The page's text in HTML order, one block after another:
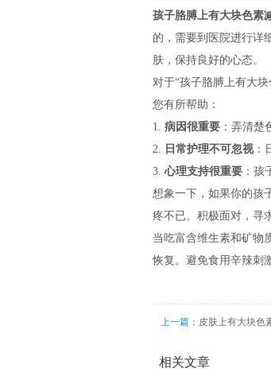
孩子胳膊上有大块色素
的，需要到医院进行详
肤，保持良好的心态。
对于“孩子胳膊上有大
您有所帮助：
1. 病因很重要 ：弄清楚
2. 日常护理不可忽视：
3. 心理支持很重要 ：孩
想象一下，如果你的孩
疼不已。积极面对，寻
当吃富含维生素和矿物
恢复。避免食用辛辣刺
上一篇： 皮肤上有大块色
相关文章